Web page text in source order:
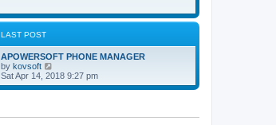
o
s
e
s
p
o
t
e
t
e
s
t
p
LAST POST
APOWERSOFT PHONE MANAGER
by kovsoft
i
e
Sat Apr 14, 2018 9:27 pm